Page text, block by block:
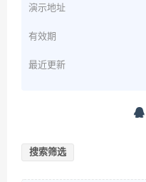
演示地址
有效期
最近更新
搜索筛选